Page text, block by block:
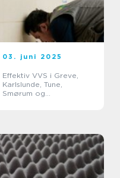
03. juni 2025
Effektiv VVS i Greve,
Karlslunde, Tune,
Smørum og